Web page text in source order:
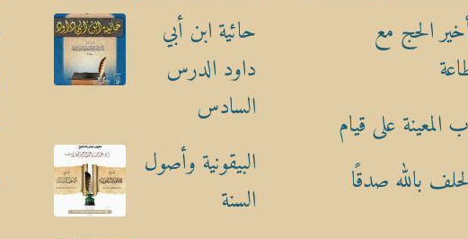
الحج مع
المعينة على قيام
بالله صدقًا
حائية ابن أبي
داود الدرس
السادس
البيقونية وأصول
السنة